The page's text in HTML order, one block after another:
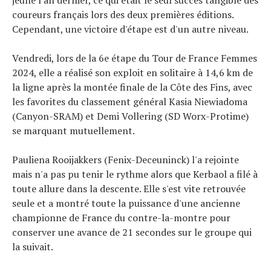
coureurs français lors des deux premières éditions.
Cependant, une victoire d'étape est d'un autre niveau.
Vendredi, lors de la 6e étape du Tour de France Femmes
2024, elle a réalisé son exploit en solitaire à 14,6 km de
la ligne après la montée finale de la Côte des Fins, avec
les favorites du classement général Kasia Niewiadoma
(Canyon-SRAM) et Demi Vollering (SD Worx-Protime)
se marquant mutuellement.
Pauliena Rooijakkers (Fenix-Deceuninck) l'a rejointe
mais n'a pas pu tenir le rythme alors que Kerbaol a filé à
toute allure dans la descente. Elle s'est vite retrouvée
seule et a montré toute la puissance d'une ancienne
championne de France du contre-la-montre pour
conserver une avance de 21 secondes sur le groupe qui
la suivait.